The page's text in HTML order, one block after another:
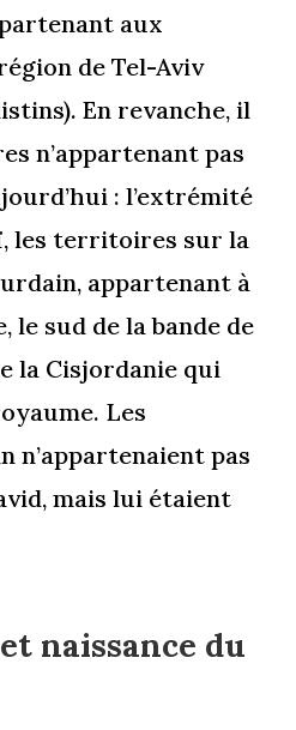
aux
de Tel-Aviv
En revanche, il
n’appartenant pas
: l’extrémité
les territoires sur la
appartenant à
le sud de la bande de
la Cisjordanie qui
Les
n’appartenaient pas
mais lui étaient
naissance du